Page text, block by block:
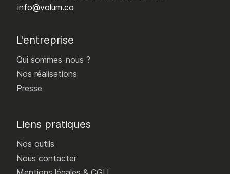
info@volum.co
L'entreprise
Qui sommes-nous ?
Nos réalisations
Presse
Liens pratiques
Nos outils
Nous contacter